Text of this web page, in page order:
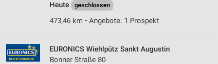
Heute
geschlossen
473,46 km • Angebote: 1 Prospekt
EURONICS Wiehlpütz Sankt Augustin
Bonner Straße 80